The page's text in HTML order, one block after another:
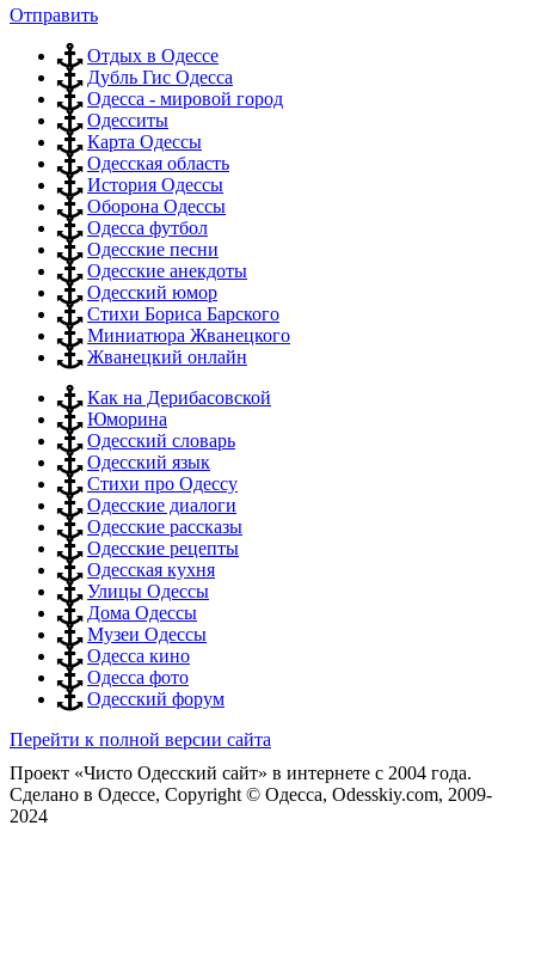
Отправить
Отдых в Одессе
Дубль Гис Одесса
Одесса - мировой город
Одесситы
Карта Одессы
Одесская область
История Одессы
Оборона Одессы
Одесса футбол
Одесские песни
Одесские анекдоты
Одесский юмор
Стихи Бориса Барского
Миниатюра Жванецкого
Жванецкий онлайн
Как на Дерибасовской
Юморина
Одесский словарь
Одесский язык
Стихи про Одессу
Одесские диалоги
Одесские рассказы
Одесские рецепты
Одесская кухня
Улицы Одессы
Дома Одессы
Музеи Одессы
Одесса кино
Одесса фото
Одесский форум
Перейти к полной версии сайта
Проект «Чисто Одесский сайт» в интернете с 2004 года.
Сделано в Одессе, Copyright © Одесса, Odesskiy.com, 2009-
2024